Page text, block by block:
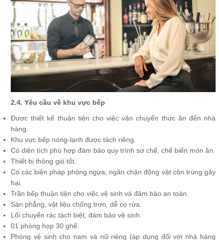
2.4. Yêu cầu về khu vực bếp
Được thiết kế thuận tiện cho việc vận chuyển thức ăn đến nhà
hàng.
Khu vực bếp nóng-lạnh được tách riêng.
Có diện tích phù hợp đảm bảo quy trình sơ chế, chế biến món ăn.
Thiết bị thông gió tốt.
Có các biện pháp phòng ngừa, ngăn chặn động vật côn trùng gây
hại.
Trần bếp thuận tiện cho việc vệ sinh và đảm bảo an toàn.
Sàn phẳng, vật liệu chống trơn, dễ cọ rửa.
Lối chuyển rác tách biệt, đảm bảo vệ sinh.
01 phòng họp 30 ghế.
Phòng vệ sinh cho nam và nữ riêng (áp dụng đối với nhà hàng